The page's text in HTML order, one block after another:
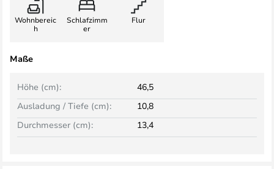
Wohnbereic
h
Schlafzimm
er
Flur
Maße
Höhe (cm):
46,5
Ausladung / Tiefe (cm):
10,8
Durchmesser (cm):
13,4